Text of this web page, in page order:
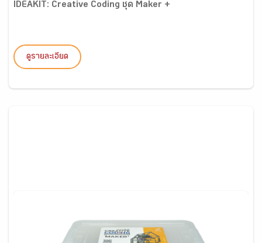
IDEAKIT: Creative Coding ชุด Maker +
ดูรายละเอียด